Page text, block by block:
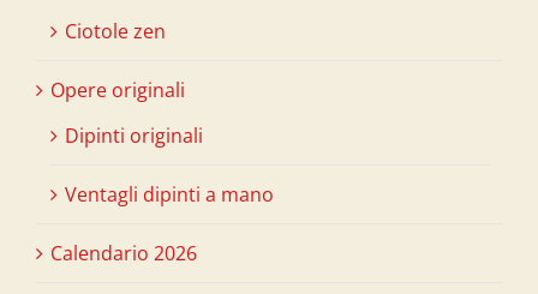
Ciotole zen
Opere originali
Dipinti originali
Ventagli dipinti a mano
Calendario 2026